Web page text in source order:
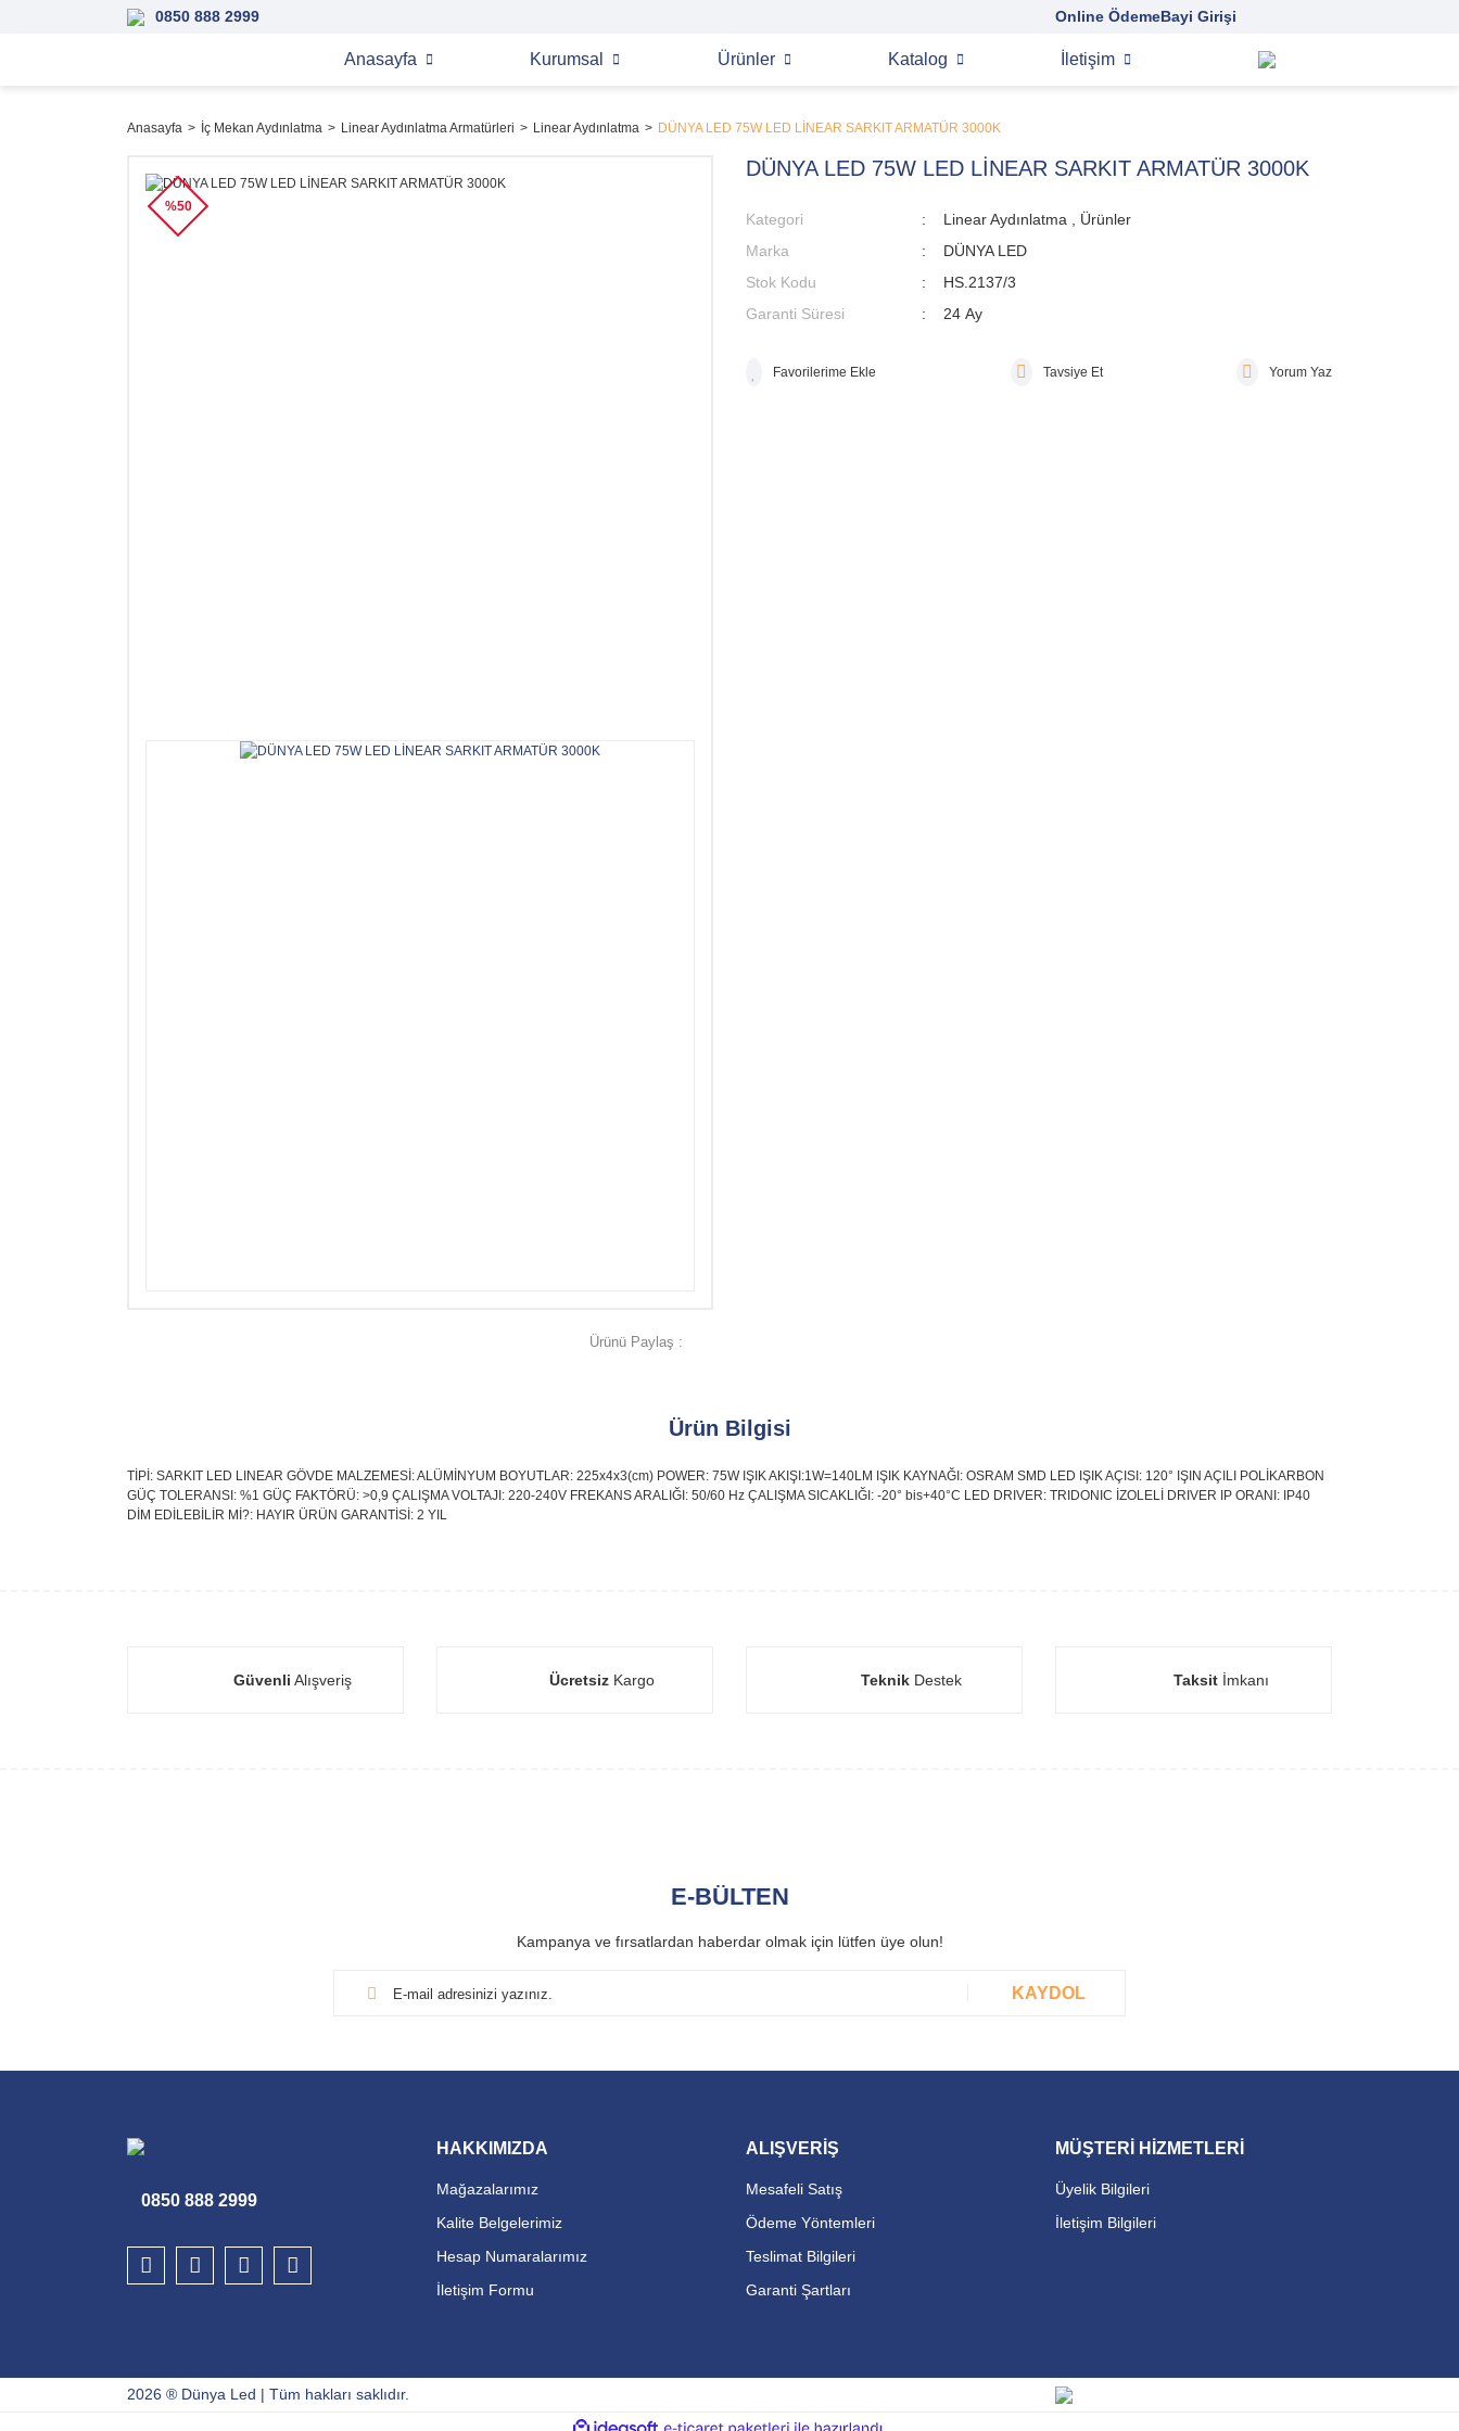
0850 888 2999 Online ÖdemeBayi Girişi
Anasayfa Kurumsal Ürünler Katalog İletişim
Anasayfa İç Mekan Aydınlatma Linear Aydınlatma Armatürleri Linear Aydınlatma DÜNYA LED 75W LED LİNEAR SARKIT ARMATÜR 3000K
%50
Ürünü Paylaş :
DÜNYA LED 75W LED LİNEAR SARKIT ARMATÜR 3000K
Kategori Linear Aydınlatma
Ürünler
Marka
DÜNYA LED
Stok Kodu
HS.2137/3
Garanti Süresi
24 Ay
Tavsiye Et Yorum Yaz
Ürün Bilgisi
TİPİ: SARKIT LED LINEAR GÖVDE MALZEMESİ: ALÜMİNYUM BOYUTLAR: 225x4x3(cm) POWER: 75W IŞIK AKIŞI:1W=140LM IŞIK KAYNAĞI: OSRAM SMD LED IŞIK AÇISI: 120° IŞIN AÇILI POLİKARBON
GÜÇ TOLERANSI: %1 GÜÇ FAKTÖRÜ: >0,9 ÇALIŞMA VOLTAJI: 220-240V FREKANS ARALIĞI: 50/60 Hz ÇALIŞMA SICAKLIĞI: -20° bis+40°C LED DRIVER: TRIDONIC İZOLELİ DRIVER IP ORANI: IP40
DİM EDİLEBİLİR Mİ?: HAYIR ÜRÜN GARANTİSİ: 2 YIL
Güvenli Alışveriş Ücretsiz Kargo Teknik Destek Taksitİmkanı
E-BÜLTEN
Kampanya ve fırsatlardan haberdar olmak için lütfen üye olun!
KAYDOL
0850 888 2999
HAKKIMIZDA
Mağazalarımız
Kalite Belgelerimiz
Hesap Numaralarımız
İletişim Formu
ALIŞVERİŞ
Mesafeli Satış
Ödeme Yöntemleri
Teslimat Bilgileri
Garanti Şartları
MÜŞTERİ HİZMETLERİ
Üyelik Bilgileri
İletişim Bilgileri
2026 ® Dünya Led | Tüm hakları saklıdır.